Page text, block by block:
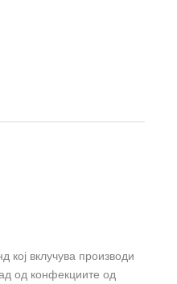
вклучува производи
од конфекциите од